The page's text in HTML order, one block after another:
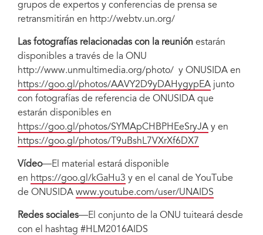
grupos de expertos y conferencias de prensa se
retransmitirán en http://webtv.un.org/
Las fotografías relacionadas con la reunión estarán
disponibles a través de la ONU
http://www.unmultimedia.org/photo/ y ONUSIDA en
https://goo.gl/photos/AAVY2D9yDAHygypEA junto
con fotografías de referencia de ONUSIDA que
estarán disponibles en
https://goo.gl/photos/SYMApCHBPHEeSryJA y en
https://goo.gl/photos/T9uBshL7VXrXf6DX7
Vídeo—El material estará disponible
en https://goo.gl/kGaHu3 y en el canal de YouTube
de ONUSIDA www.youtube.com/user/UNAIDS
Redes sociales—El conjunto de la ONU tuiteará desde
con el hashtag #HLM2016AIDS